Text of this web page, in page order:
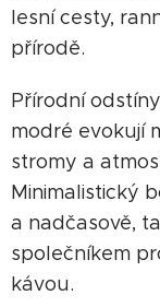
lesní cesty,
přírodě.
Přírodní
modré evokují
stromy a
Minimalistický
a nadčasově,
společníkem
kávou.